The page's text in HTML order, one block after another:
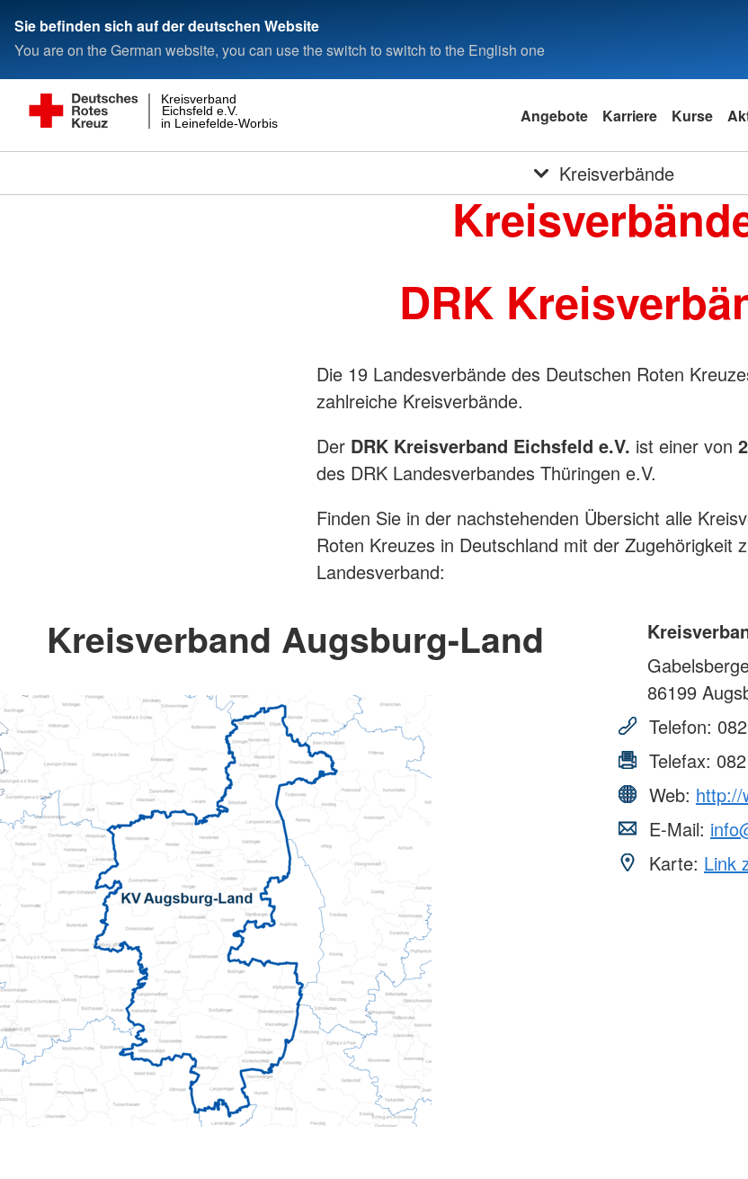
Sie befinden sich auf der deutschen Website
You are on the German website, you can use the switch to switch to the English one
in Leinefelde-Worbis
Eichsfeld e.V.
Kreisverband
Angebote Karriere Kurse
Kreisverbände
DRK
Die 19 Landesverbände des Deutschen Roten
zahlreiche Kreisverbände.
Der DRK Kreisverband Eichsfeld e.V. ist einer von
des DRK Landesverbandes Thüringen e.V.
Finden Sie in der nachstehenden Übersicht alle
Roten Kreuzes in Deutschland mit der Zugehörigkeit
Landesverband:
Kreisverband Augsburg-Land
86199
Telefon:
Telefax:
Web: http://
E-Mail:
Karte: Link